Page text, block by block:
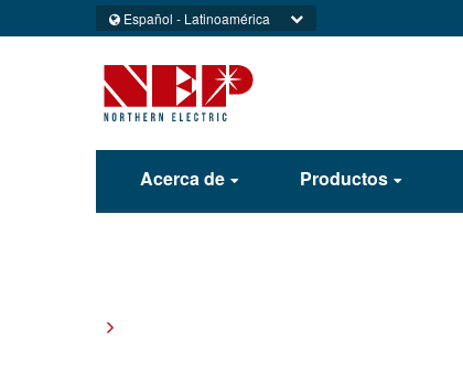
Español - Latinoamérica
Acerca de Productos